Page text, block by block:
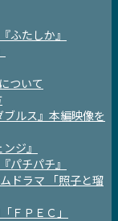
ふたしか』
ついて
ブルス』本編映像を
ジ』
パチパチ』
ドラマ 「照子と瑠
ＦＰＥＣ」